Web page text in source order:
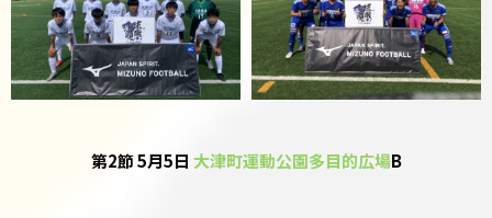
第2節 5月5日 大津町運動公園多目的広場B